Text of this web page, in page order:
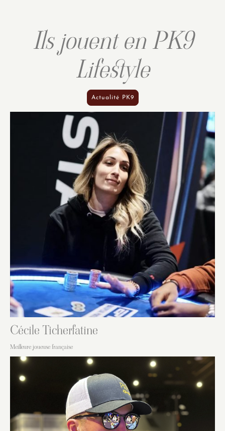
Ils jouent en PK9
Lifestyle
Actualité PK9
Cécile Ticherfatine
Meilleure joueuse française